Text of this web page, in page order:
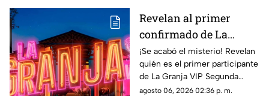
Revelan al primer
confirmado de La
Granja VIP 2: Un
famoso cazafantasmas
llega al reality
¡Se acabó el misterio! Revelan
quién es el primer participante
de La Granja VIP Segunda
Temporada. Entérate de la
agosto 06, 2026 02:36 p. m.